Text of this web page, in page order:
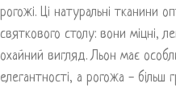
рогожі. Ці натуральні тканини
святкового столу: вони міцні,
охайний вигляд. Льон має
елегантності, а рогожа -